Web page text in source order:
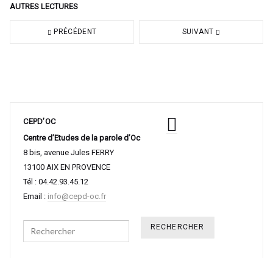
AUTRES LECTURES
PRÉCÉDENT SUIVANT
CEPD’OC
Centre d’Etudes de la parole d’Oc
8 bis, avenue Jules FERRY
13100 AIX EN PROVENCE
Tél : 04.42.93.45.12
Email : info@cepd-oc.fr
Search